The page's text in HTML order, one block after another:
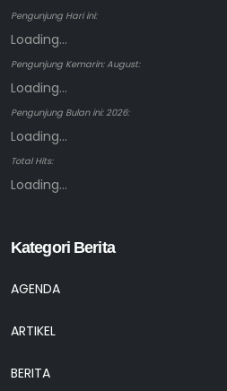
Pengunjung Hari ini:
Loading...
Pengunjung Kemarin: August:
Loading...
Pengunjung Bulan ini: 2026:
Loading...
Total Hits:
Loading...
Kategori Berita
AGENDA
ARTIKEL
BERITA